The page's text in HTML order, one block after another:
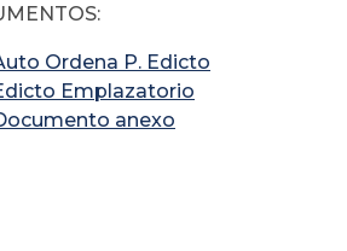
Ordena P. Edicto
Emplazatorio
anexo